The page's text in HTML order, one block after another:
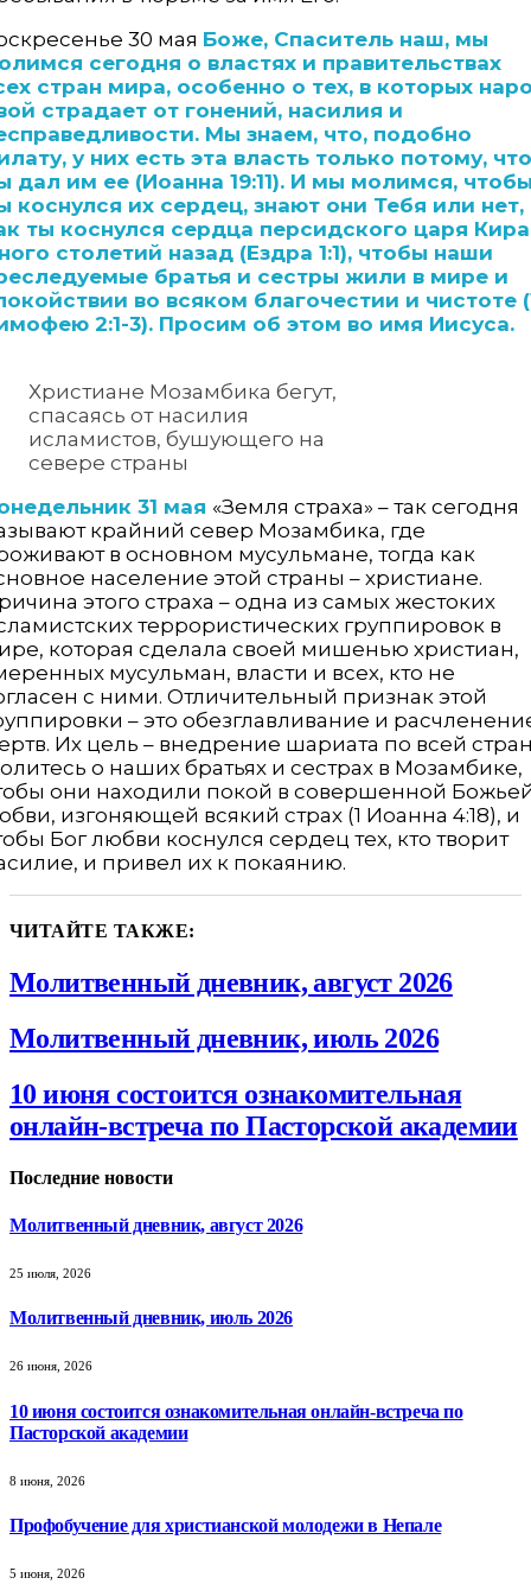
30 мая Боже, Спаситель наш, мы
сегодня о властях и правительствах
стран мира, особенно о тех, в которых
страдает от гонений, насилия и
Мы знаем, что, подобно
у них есть эта власть только потому, что
дал им ее (Иоан­на 19:11). И мы молимся,
коснулся их сердец, знают они Тебя или нет,
ты коснулся сердца персидского царя Кира
столетий назад (Ездра 1:1), чтобы наши
братья и сестры жили в мире и
во всяком благочестии и чистоте
2:1-3). Просим об этом во имя Иисуса.
Христиане Мозамбика бегут,
спасаясь от насилия
исламистов, бушующего на
севере страны
31 мая «Земля страха» – так сегодня
крайний север Мозамбика, где
в основном мусульмане, тогда как
население этой страны – христиане.
этого страха – одна из самых жестоких
террористических группировок в
которая сделала своей мишенью христиан,
мусульман, власти и всех, кто не
с ними. Отличительный признак этой
– это обезглавливание и
Их цель – внедрение шариата по всей
о наших братьях и сестрах в Мозамбике,
они находили покой в совершенной
изгоняющей всякий страх (1 Иоан­на 4:18), и
Бог любви коснулся сердец тех, кто творит
и привел их к покаянию.
ЧИТАЙТЕ ТАКЖЕ:
Молитвенный дневник, август 2026
Молитвенный дневник, июль 2026
10 июня состоится ознакомительная
онлайн-встреча по Пасторской академии
Последние новости
Молитвенный дневник, август 2026
25 июля, 2026
Молитвенный дневник, июль 2026
26 июня, 2026
10 июня состоится ознакомительная онлайн-встреча по
Пасторской академии
8 июня, 2026
Профобучение для христианской молодежи в Непале
5 июня, 2026